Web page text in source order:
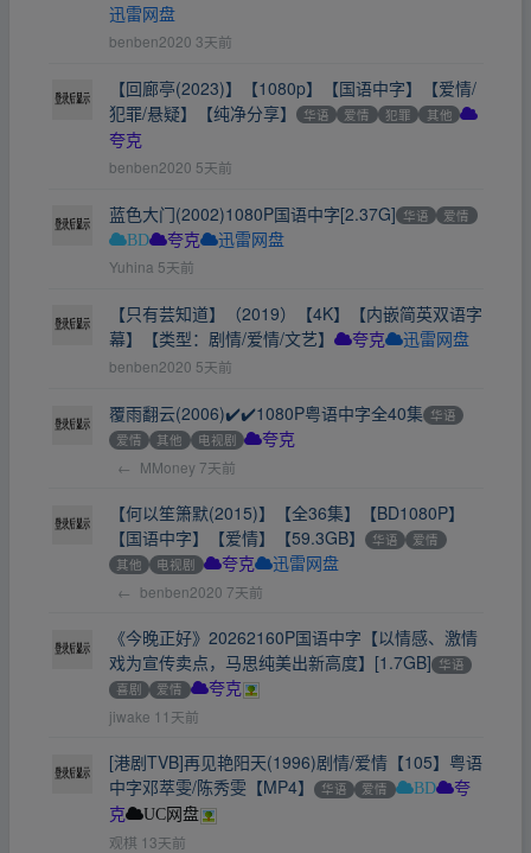
迅雷网盘
benben2020 3天前
【回廊亭(2023)】【1080p】【国语中字】【爱情/
犯罪/悬疑】【纯净分享】
华语 爱情 犯罪 其他
夸克
benben2020 5天前
蓝色大门(2002)1080P国语中字[2.37G] 华语 爱情
BD 夸克 迅雷网盘
Yuhina 5天前
【只有芸知道】（2019）【4K】【内嵌简英双语字
幕】【类型：剧情/爱情/文艺】
夸克 迅雷网盘
benben2020 5天前
覆雨翻云(2006)✔️✔️1080P粤语中字全40集 华语
爱情
其他 电视剧 夸克
← MMoney 7天前
【何以笙箫默(2015)】【全36集】【BD1080P】
【国语中字】【爱情】【59.3GB】
华语
爱情
其他
电视剧 夸克 迅雷网盘
← benben2020 7天前
《今晚正好》20262160P国语中字【以情感、激情
戏为宣传卖点，马思纯美出新高度】[1.7GB] 华语
喜剧
爱情 夸克
jiwake 11天前
[港剧TVB]再见艳阳天(1996)剧情/爱情【105】粤语
中字邓萃雯/陈秀雯【MP4】
华语 爱情 BD
夸
克
UC网盘
观棋 13天前